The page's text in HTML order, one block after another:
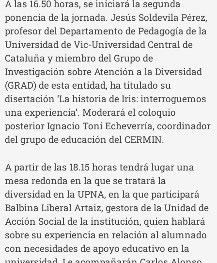
A las 16.50 horas, se iniciará la segunda
ponencia de la jornada. Jesús Soldevila Pérez,
profesor del Departamento de Pedagogía de la
Universidad de Vic-Universidad Central de
Cataluña y miembro del Grupo de
Investigación sobre Atención a la Diversidad
(GRAD) de esta entidad, ha titulado su
disertación ‘La historia de Iris: interroguemos
una experiencia’. Moderará el coloquio
posterior Ignacio Toni Echeverría, coordinador
del grupo de educación del CERMIN.
A partir de las 18.15 horas tendrá lugar una
mesa redonda en la que se tratará la
diversidad en la UPNA, en la que participará
Balbina Liberal Artaiz, gestora de la Unidad de
Acción Social de la institución, quien hablará
sobre su experiencia en relación al alumnado
con necesidades de apoyo educativo en la